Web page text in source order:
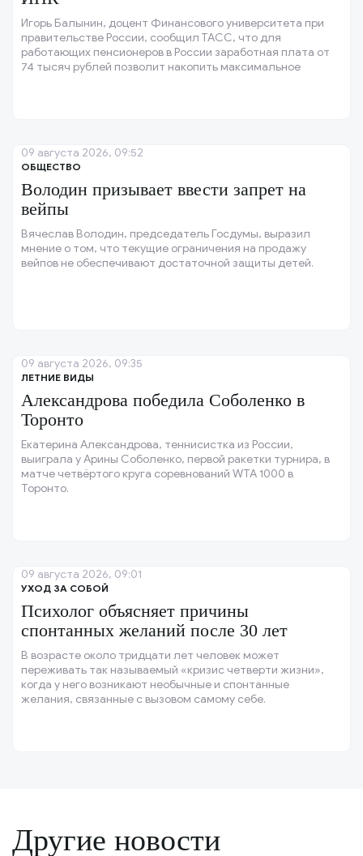
Игорь Балынин, доцент Финансового университета при
правительстве России, сообщил ТАСС, что для
работающих пенсионеров в России заработная плата от
74 тысяч рублей позволит накопить максимальное
ОБЩЕСТВО
Володин призывает ввести запрет на
вейпы
Вячеслав Володин, председатель Госдумы, выразил
мнение о том, что текущие ограничения на продажу
вейпов не обеспечивают достаточной защиты детей.
09 августа 2026, 09:52
ЛЕТНИЕ ВИДЫ
Александрова победила Соболенко в
Торонто
Екатерина Александрова, теннисистка из России,
выиграла у Арины Соболенко, первой ракетки турнира, в
матче четвёртого круга соревнований WTA 1000 в
Торонто.
09 августа 2026, 09:35
УХОД ЗА СОБОЙ
Психолог объясняет причины
спонтанных желаний после 30 лет
В возрасте около тридцати лет человек может
переживать так называемый «кризис четверти жизни»,
когда у него возникают необычные и спонтанные
желания, связанные с вызовом самому себе.
09 августа 2026, 09:01
Другие новости